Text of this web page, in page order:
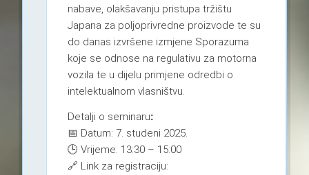
nabave, olakšavanju pristupa tržištu
Japana za poljoprivredne proizvode te su
do danas izvršene izmjene Sporazuma
koje se odnose na regulativu za motorna
vozila te u dijelu primjene odredbi o
intelektualnom vlasništvu.
Detalji o seminaru:
📅 Datum: 7. studeni 2025.
🕒 Vrijeme: 13:30 – 15:00
🔗 Link za registraciju: